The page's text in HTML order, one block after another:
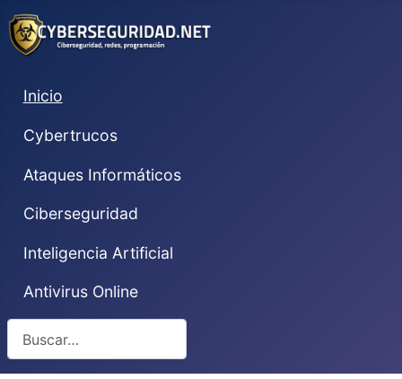
Inicio
Cybertrucos
Ataques Informáticos
Ciberseguridad
Inteligencia Artificial
Antivirus Online